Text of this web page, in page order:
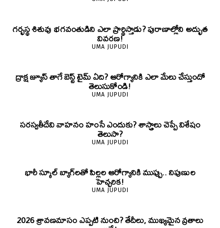
గర్భస్థ శిశువు భగవంతుడిని ఎలా ప్రార్థిస్తాడు? పురాణాల్లోని అద్భుత
వివరణ!
UMA JUPUDI
ద్రాక్ష జ్యూస్ తాగే బెస్ట్ టైమ్ ఏది? ఆరోగ్యానికి ఎలా మేలు చేస్తుందో
తెలుసుకోండి!
UMA JUPUDI
సరస్వతీదేవి వాహనం హంసే ఎందుకు? శాస్త్రాలు చెప్పే విశేషం
తెలుసా?
UMA JUPUDI
భారీ స్కూల్ బ్యాగ్‌లతో పిల్లల ఆరోగ్యానికి ముప్పు.. నిపుణుల
హెచ్చరిక!
UMA JUPUDI
2026 శ్రావణమాసం ఎప్పటి నుంచి? తేదీలు, ముఖ్యమైన వ్రతాలు